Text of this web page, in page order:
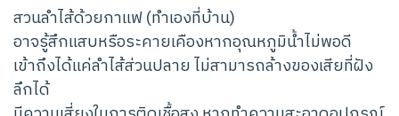
สวนลำไส้ด้วยกาแฟ (ทำเองที่บ้าน)
อาจรู้สึกแสบหรือระคายเคืองหากอุณหภูมิน้ำไม่พอดี
เข้าถึงได้แค่ลำไส้ส่วนปลาย ไม่สามารถล้างของเสียที่ฝัง
ลึกได้